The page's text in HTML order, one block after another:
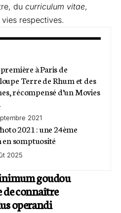
du curriculum vitae,
vies respectives.
à Paris de
Terre de Rhum et des
récompensé d’un Movies
2021
2021 : une 24ème
somptuosité
2025
goudou
connaître
operandi